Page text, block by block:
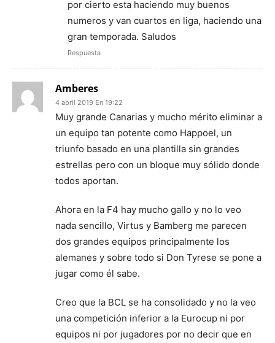
por cierto esta haciendo muy buenos
numeros y van cuartos en liga, haciendo una
gran temporada. Saludos
Respuesta
Amberes
4 abril 2019 En 19:22
Muy grande Canarias y mucho mérito eliminar a
un equipo tan potente como Happoel, un
triunfo basado en una plantilla sin grandes
estrellas pero con un bloque muy sólido donde
todos aportan.
Ahora en la F4 hay mucho gallo y no lo veo
nada sencillo, Virtus y Bamberg me parecen
dos grandes equipos principalmente los
alemanes y sobre todo si Don Tyrese se pone a
jugar como él sabe.
Creo que la BCL se ha consolidado y no la veo
una competición inferior a la Eurocup ni por
equipos ni por jugadores por no decir que en